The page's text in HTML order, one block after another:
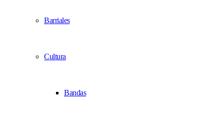
Barriales
Cultura
Bandas